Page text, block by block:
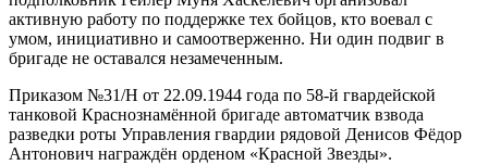
активную работу по поддержке тех бойцов, кто воевал с
умом, инициативно и самоотверженно. Ни один подвиг в
бригаде не оставался незамеченным.
Приказом №31/Н от 22.09.1944 года по 58-й гвардейской
танковой Краснознамённой бригаде автоматчик взвода
разведки роты Управления гвардии рядовой Денисов Фёдор
Антонович награждён орденом «Красной Звезды».